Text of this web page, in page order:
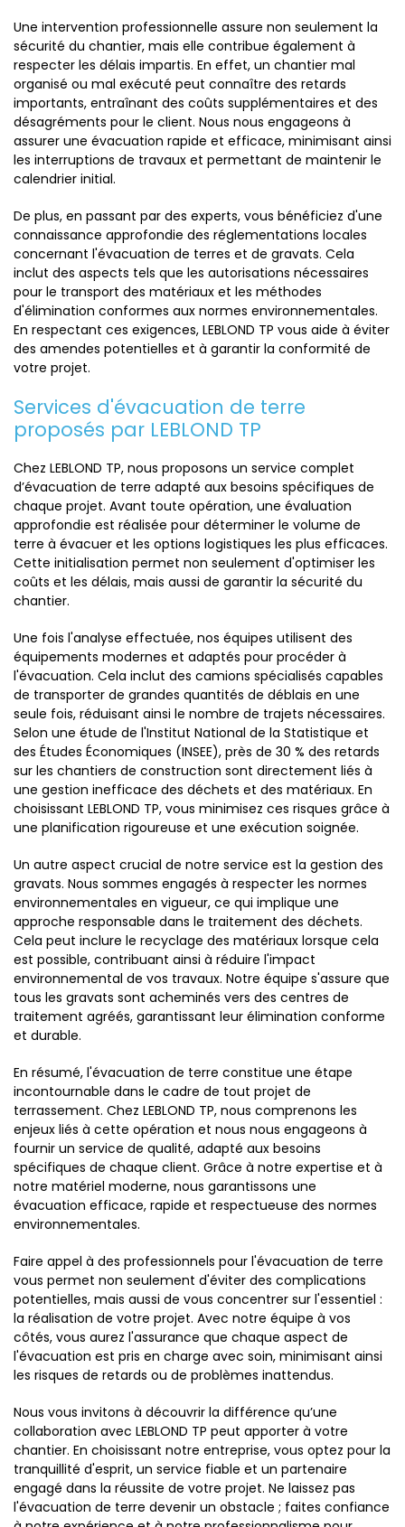
Une intervention professionnelle assure non seulement la
sécurité du chantier, mais elle contribue également à
respecter les délais impartis. En effet, un chantier mal
organisé ou mal exécuté peut connaître des retards
importants, entraînant des coûts supplémentaires et des
désagréments pour le client. Nous nous engageons à
assurer une évacuation rapide et efficace, minimisant ainsi
les interruptions de travaux et permettant de maintenir le
calendrier initial.
De plus, en passant par des experts, vous bénéficiez d'une
connaissance approfondie des réglementations locales
concernant l'évacuation de terres et de gravats. Cela
inclut des aspects tels que les autorisations nécessaires
pour le transport des matériaux et les méthodes
d'élimination conformes aux normes environnementales.
En respectant ces exigences, LEBLOND TP vous aide à éviter
des amendes potentielles et à garantir la conformité de
votre projet.
Services d'évacuation de terre
proposés par LEBLOND TP
Chez LEBLOND TP, nous proposons un service complet
d’évacuation de terre adapté aux besoins spécifiques de
chaque projet. Avant toute opération, une évaluation
approfondie est réalisée pour déterminer le volume de
terre à évacuer et les options logistiques les plus efficaces.
Cette initialisation permet non seulement d'optimiser les
coûts et les délais, mais aussi de garantir la sécurité du
chantier.
Une fois l'analyse effectuée, nos équipes utilisent des
équipements modernes et adaptés pour procéder à
l'évacuation. Cela inclut des camions spécialisés capables
de transporter de grandes quantités de déblais en une
seule fois, réduisant ainsi le nombre de trajets nécessaires.
Selon une étude de l'Institut National de la Statistique et
des Études Économiques (INSEE), près de 30 % des retards
sur les chantiers de construction sont directement liés à
une gestion inefficace des déchets et des matériaux. En
choisissant LEBLOND TP, vous minimisez ces risques grâce à
une planification rigoureuse et une exécution soignée.
Un autre aspect crucial de notre service est la gestion des
gravats. Nous sommes engagés à respecter les normes
environnementales en vigueur, ce qui implique une
approche responsable dans le traitement des déchets.
Cela peut inclure le recyclage des matériaux lorsque cela
est possible, contribuant ainsi à réduire l'impact
environnemental de vos travaux. Notre équipe s'assure que
tous les gravats sont acheminés vers des centres de
traitement agréés, garantissant leur élimination conforme
et durable.
En résumé, l'évacuation de terre constitue une étape
incontournable dans le cadre de tout projet de
terrassement. Chez LEBLOND TP, nous comprenons les
enjeux liés à cette opération et nous nous engageons à
fournir un service de qualité, adapté aux besoins
spécifiques de chaque client. Grâce à notre expertise et à
notre matériel moderne, nous garantissons une
évacuation efficace, rapide et respectueuse des normes
environnementales.
Faire appel à des professionnels pour l'évacuation de terre
vous permet non seulement d'éviter des complications
potentielles, mais aussi de vous concentrer sur l'essentiel :
la réalisation de votre projet. Avec notre équipe à vos
côtés, vous aurez l'assurance que chaque aspect de
l'évacuation est pris en charge avec soin, minimisant ainsi
les risques de retards ou de problèmes inattendus.
Nous vous invitons à découvrir la différence qu’une
collaboration avec LEBLOND TP peut apporter à votre
chantier. En choisissant notre entreprise, vous optez pour la
tranquillité d'esprit, un service fiable et un partenaire
engagé dans la réussite de votre projet. Ne laissez pas
l'évacuation de terre devenir un obstacle ; faites confiance